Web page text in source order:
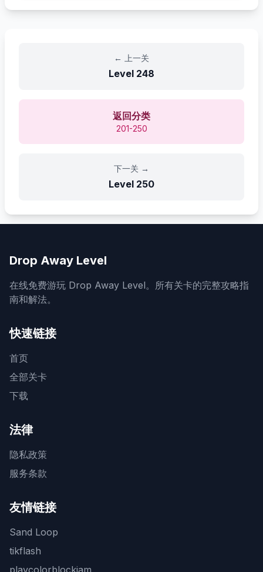
← 上一关
Level 248
返回分类
201-250
下一关 →
Level 250
Drop Away Level
在线免费游玩 Drop Away Level。所有关卡的完整攻略指
南和解法。
快速链接
首页
全部关卡
下载
法律
隐私政策
服务条款
友情链接
Sand Loop
tikflash
playcolorblockjam